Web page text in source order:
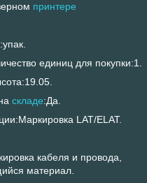
принтере
единиц для покупки:1.
складе:Да.
LAT/ELAT.
кабеля и провода,
материал.